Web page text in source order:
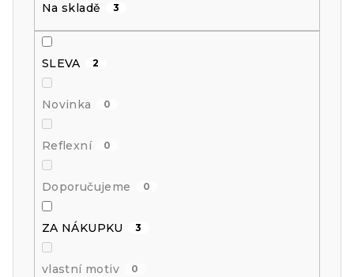
Na skladě 3
SLEVA 2
Novinka 0
Reflexní 0
Doporučujeme 0
ZA NÁKUPKU 3
vlastní motiv 0